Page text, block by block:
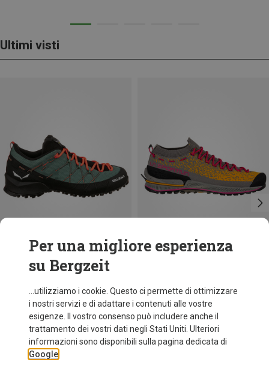
Ultimi visti
fino a 18%
Per una migliore esperienza
su Bergzeit
...utilizziamo i cookie. Questo ci permette di ottimizzare
i nostri servizi e di adattare i contenuti alle vostre
esigenze. Il vostro consenso può includere anche il
trattamento dei vostri dati negli Stati Uniti. Ulteriori
informazioni sono disponibili sulla pagina dedicata di
Google